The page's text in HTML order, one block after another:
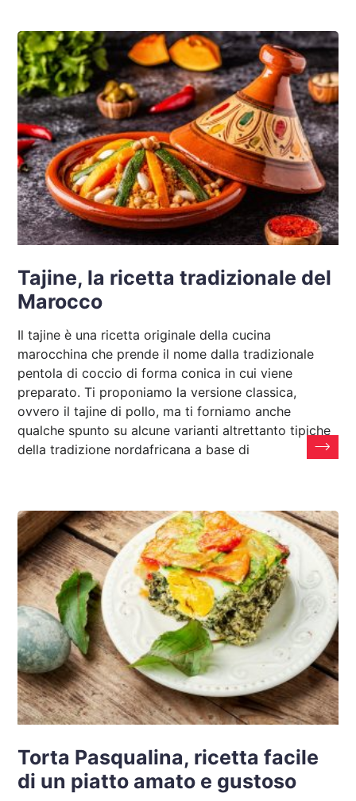
Tajine, la ricetta tradizionale del
Marocco
Il tajine è una ricetta originale della cucina
marocchina che prende il nome dalla tradizionale
pentola di coccio di forma conica in cui viene
preparato. Ti proponiamo la versione classica,
ovvero il tajine di pollo, ma ti forniamo anche
qualche spunto su alcune varianti altrettanto tipiche
della tradizione nordafricana a base di
Torta Pasqualina, ricetta facile
di un piatto amato e gustoso